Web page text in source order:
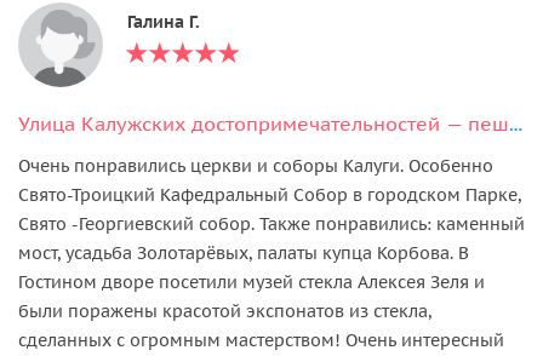
Галина Г.
Улица Калужских достопримечательностей — пешеходная экскурсия
Очень понравились церкви и соборы Калуги. Особенно
Свято-Троицкий Кафедральный Собор в городском Парке,
Свято -Георгиевский собор. Также понравились: каменный
мост, усадьба Золотарёвых, палаты купца Корбова. В
Гостином дворе посетили музей стекла Алексея Зеля и
были поражены красотой экспонатов из стекла,
сделанных с огромным мастерством! Очень интересный